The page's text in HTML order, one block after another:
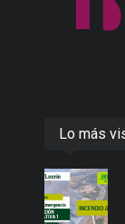
Lo más